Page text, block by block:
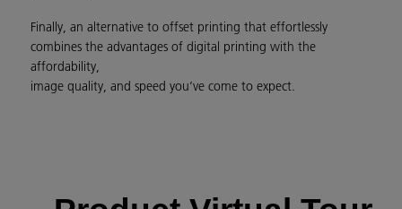
Finally, an alternative to offset printing that effortlessly
combines the advantages of digital printing with the
affordability,
image quality, and speed you’ve come to expect.